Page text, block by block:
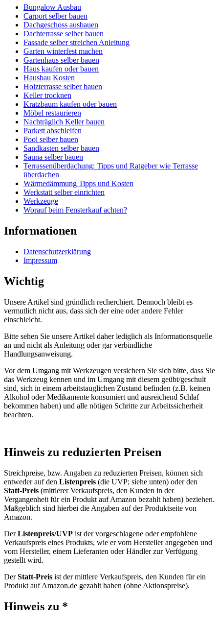
Bungalow Ausbau
Carport selber bauen
Dachgeschoss ausbauen
Dachterrasse selber bauen
Fassade selber streichen Anleitung
Garten winterfest machen
Gartenhaus selber bauen
Haus kaufen oder bauen
Hausbau Kosten
Holzterrasse selber bauen
Keller trocknen
Kratzbaum kaufen oder bauen
Möbel restaurieren
Nachträglich Keller bauen
Parkett abschleifen
Pool selber bauen
Sandkasten selber bauen
Sauna selber bauen
Terrassenüberdachung: Tipps und Ratgeber wie Terrasse
überdachen
Wärmedämmung Tipps und Kosten
Werkstatt selber einrichten
Werkzeuge
Worauf beim Fensterkauf achten?
Informationen
Datenschutzerklärung
Impressum
Wichtig
Unsere Artikel sind gründlich recherchiert. Dennoch bleibt es
vermutlich nicht aus, dass sich der eine oder andere Fehler
einschleicht.
Bitte sehen Sie unsere Artikel daher lediglich als Informationsquelle
an und nicht als Anleitung oder gar verbindliche
Handlungsanweisung.
Vor dem Umgang mit Werkzeugen versichern Sie sich bitte, dass Sie
das Werkzeug kennen und im Umgang mit diesem geübt/geschult
sind, sich in einem arbeitstauglichen Zustand befinden (z.B. keinen
Alkohol oder Medikamente konsumiert und ausreichend Schlaf
bekommen haben) und alle nötigen Schritte zur Arbeitssicherheit
beachten.
Hinweis zu reduzierten Preisen
Streichpreise, bzw. Angaben zu reduzierten Preisen, können sich
entweder auf den Listenpreis (die UVP; siehe unten) oder den
Statt-Preis (mittlerer Verkaufspreis, den Kunden in der
Vergangenheit für ein Produkt auf Amazon bezahlt haben) beziehen.
Maßgeblich sind hierbei die Angaben auf der Produktseite von
Amazon.
DerListenpreis/UVP ist der vorgeschlagene oder empfohlene
Verkaufspreis eines Produkts, wie er vom Hersteller angegeben und
vom Hersteller, einem Lieferanten oder Händler zur Verfügung
gestellt wird.
DerStatt-Preis ist der mittlere Verkaufspreis, den Kunden für ein
Produkt auf Amazon.de gezahlt haben (ohne Aktionspreise).
Hinweis zu *